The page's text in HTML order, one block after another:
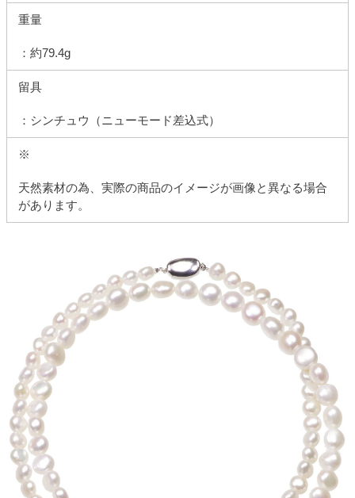
重量
：約79.4g
留具
：シンチュウ（ニューモード差込式）
※
天然素材の為、実際の商品のイメージが画像と異なる場合
があります。